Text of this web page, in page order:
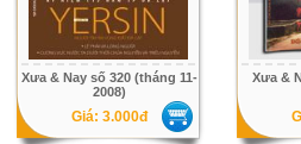
Xưa & Nay số 320 (tháng 11-
2008)
Giá: 3.000đ
Xưa &